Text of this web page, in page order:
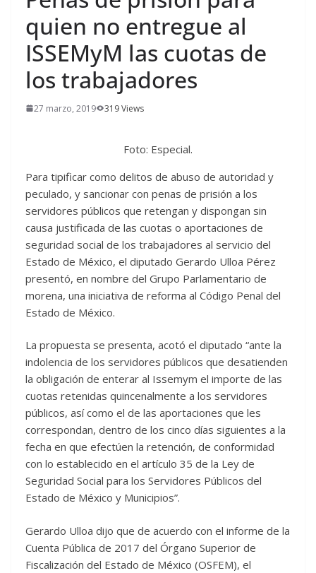
quien no entregue al
ISSEMyM las cuotas de
los trabajadores
27 marzo, 2019 319 Views
Foto: Especial.
Para tipificar como delitos de abuso de autoridad y
peculado, y sancionar con penas de prisión a los
servidores públicos que retengan y dispongan sin
causa justificada de las cuotas o aportaciones de
seguridad social de los trabajadores al servicio del
Estado de México, el diputado Gerardo Ulloa Pérez
presentó, en nombre del Grupo Parlamentario de
morena, una iniciativa de reforma al Código Penal del
Estado de México.
La propuesta se presenta, acotó el diputado “ante la
indolencia de los servidores públicos que desatienden
la obligación de enterar al Issemym el importe de las
cuotas retenidas quincenalmente a los servidores
públicos, así como el de las aportaciones que les
correspondan, dentro de los cinco días siguientes a la
fecha en que efectúen la retención, de conformidad
con lo establecido en el artículo 35 de la Ley de
Seguridad Social para los Servidores Públicos del
Estado de México y Municipios”.
Gerardo Ulloa dijo que de acuerdo con el informe de la
Cuenta Pública de 2017 del Órgano Superior de
Fiscalización del Estado de México (OSFEM), el